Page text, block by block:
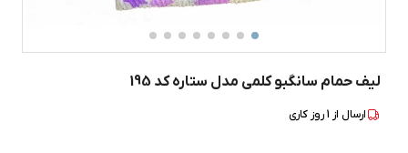
لیف حمام سانگبو کلمی مدل ستاره کد 195
ارسال از 1روز کاری